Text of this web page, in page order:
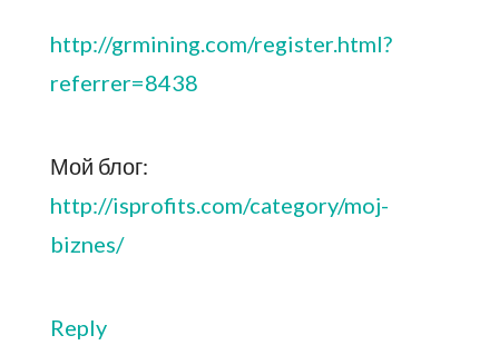
http://grmining.com/register.html?
referrer=8438
Мой блог:
http://isprofits.com/category/moj-
biznes/
Reply